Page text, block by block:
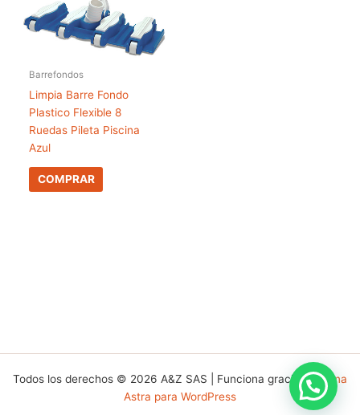
Barrefondos
Limpia Barre Fondo
Plastico Flexible 8
Ruedas Pileta Piscina
Azul
COMPRAR
Todos los derechos © 2026 A&Z SAS | Funciona gracias aTema
Astra para WordPress